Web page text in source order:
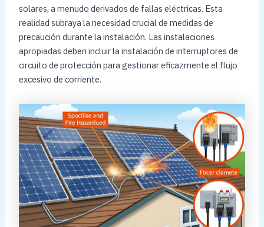
solares, a menudo derivados de fallas eléctricas. Esta
realidad subraya la necesidad crucial de medidas de
precaución durante la instalación. Las instalaciones
apropiadas deben incluir la instalación de interruptores de
circuito de protección para gestionar eficazmente el flujo
excesivo de corriente.